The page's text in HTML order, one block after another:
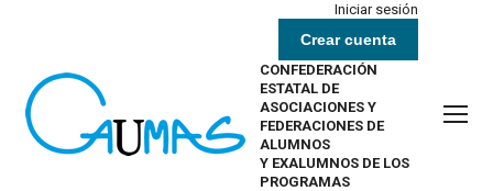
Iniciar sesión
Crear cuenta
CONFEDERACIÓN
ESTATAL DE
ASOCIACIONES Y
FEDERACIONES DE
ALUMNOS
Y EXALUMNOS DE LOS
PROGRAMAS